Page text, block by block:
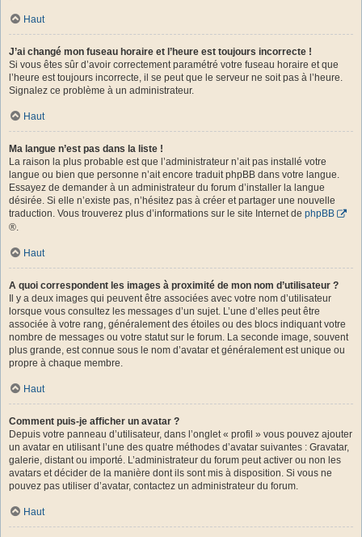
Haut
J’ai changé mon fuseau horaire et l’heure est toujours incorrecte !
Si vous êtes sûr d’avoir correctement paramétré votre fuseau horaire et que
l’heure est toujours incorrecte, il se peut que le serveur ne soit pas à l’heure.
Signalez ce problème à un administrateur.
Haut
Ma langue n’est pas dans la liste !
La raison la plus probable est que l’administrateur n’ait pas installé votre
langue ou bien que personne n’ait encore traduit phpBB dans votre langue.
Essayez de demander à un administrateur du forum d’installer la langue
désirée. Si elle n’existe pas, n’hésitez pas à créer et partager une nouvelle
traduction. Vous trouverez plus d’informations sur le site Internet de phpBB
®.
Haut
A quoi correspondent les images à proximité de mon nom d’utilisateur ?
Il y a deux images qui peuvent être associées avec votre nom d’utilisateur
lorsque vous consultez les messages d’un sujet. L’une d’elles peut être
associée à votre rang, généralement des étoiles ou des blocs indiquant votre
nombre de messages ou votre statut sur le forum. La seconde image, souvent
plus grande, est connue sous le nom d’avatar et généralement est unique ou
propre à chaque membre.
Haut
Comment puis-je afficher un avatar ?
Depuis votre panneau d’utilisateur, dans l’onglet « profil » vous pouvez ajouter
un avatar en utilisant l’une des quatre méthodes d’avatar suivantes : Gravatar,
galerie, distant ou importé. L’administrateur du forum peut activer ou non les
avatars et décider de la manière dont ils sont mis à disposition. Si vous ne
pouvez pas utiliser d’avatar, contactez un administrateur du forum.
Haut